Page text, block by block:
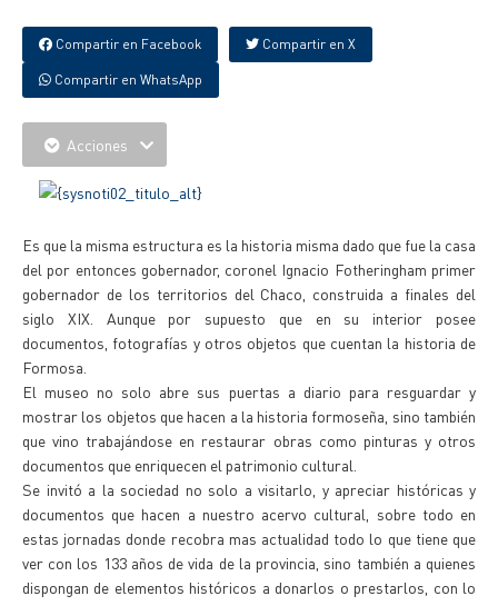
Compartir en Facebook Compartir en X
Compartir en WhatsApp
Acciones
Es que la misma estructura es la historia misma dado que fue la casa
del por entonces gobernador, coronel Ignacio Fotheringham primer
gobernador de los territorios del Chaco, construida a finales del
siglo XIX. Aunque por supuesto que en su interior posee
documentos, fotografías y otros objetos que cuentan la historia de
Formosa.
El museo no solo abre sus puertas a diario para resguardar y
mostrar los objetos que hacen a la historia formoseña, sino también
que vino trabajándose en restaurar obras como pinturas y otros
documentos que enriquecen el patrimonio cultural.
Se invitó a la sociedad no solo a visitarlo, y apreciar históricas y
documentos que hacen a nuestro acervo cultural, sobre todo en
estas jornadas donde recobra mas actualidad todo lo que tiene que
ver con los 133 años de vida de la provincia, sino también a quienes
dispongan de elementos históricos a donarlos o prestarlos, con lo